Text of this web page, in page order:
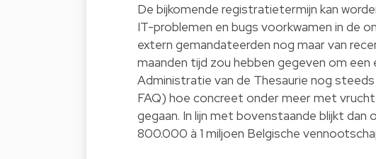
De bijkomende registratietermijn kan
IT-problemen en bugs voorkwamen in de
extern gemandateerden nog maar van
maanden tijd zou hebben gegeven om
Administratie van de Thesaurie nog
FAQ) hoe concreet onder meer met
gegaan. In lijn met bovenstaande blijkt
800.000 à 1 miljoen Belgische